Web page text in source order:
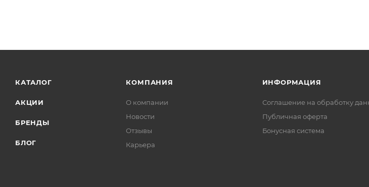
КАТАЛОГ
АКЦИИ
БРЕНДЫ
БЛОГ
КОМПАНИЯ
О компании
Новости
Отзывы
Карьера
ИНФОРМАЦИЯ
Соглашение на обработку
Публичная оферта
Бонусная система